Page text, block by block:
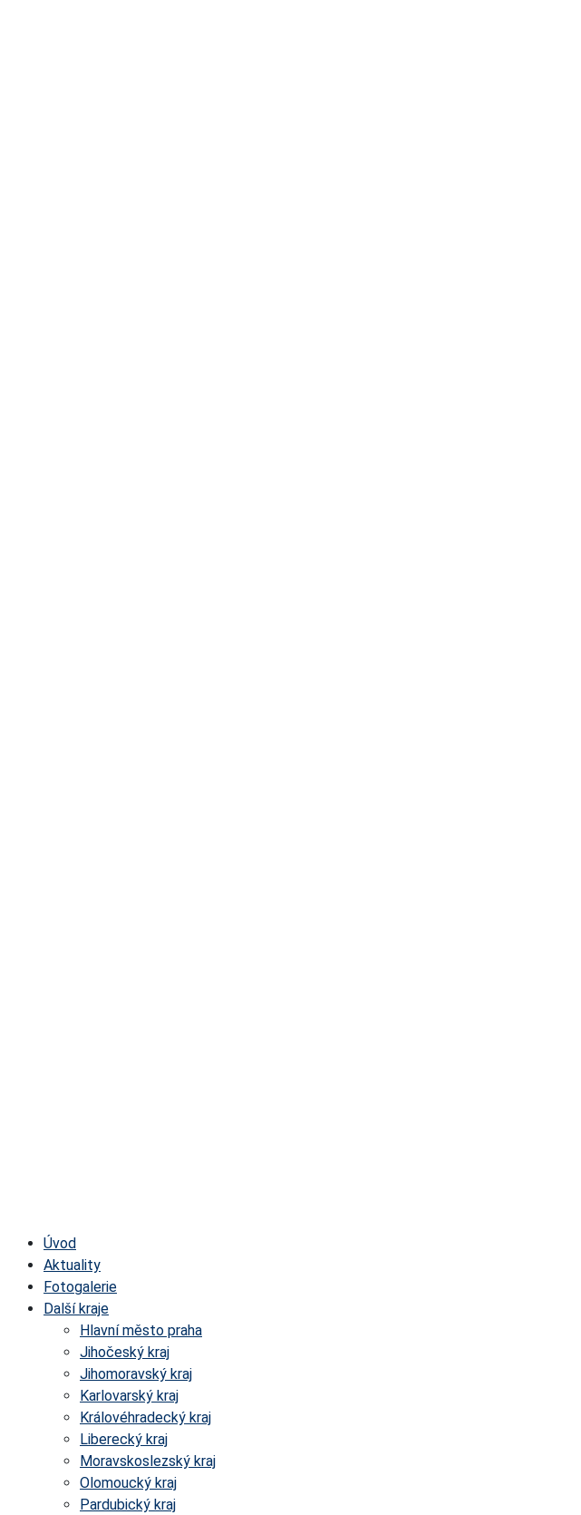
Úvod
Aktuality
Fotogalerie
Další kraje
Hlavní město praha
Jihočeský kraj
Jihomoravský kraj
Karlovarský kraj
Královéhradecký kraj
Liberecký kraj
Moravskoslezský kraj
Olomoucký kraj
Pardubický kraj